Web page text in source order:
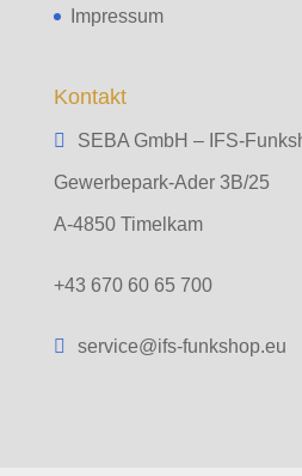
Impressum
Kontakt
SEBA GmbH – IFS-
Gewerbepark-Ader 3B/25
A-4850 Timelkam
+43 670 60 65 700
service@ifs-funkshop.eu